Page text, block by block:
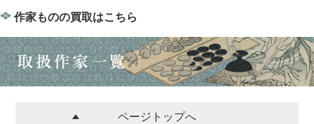
作家ものの買取はこちら
ページトップへ